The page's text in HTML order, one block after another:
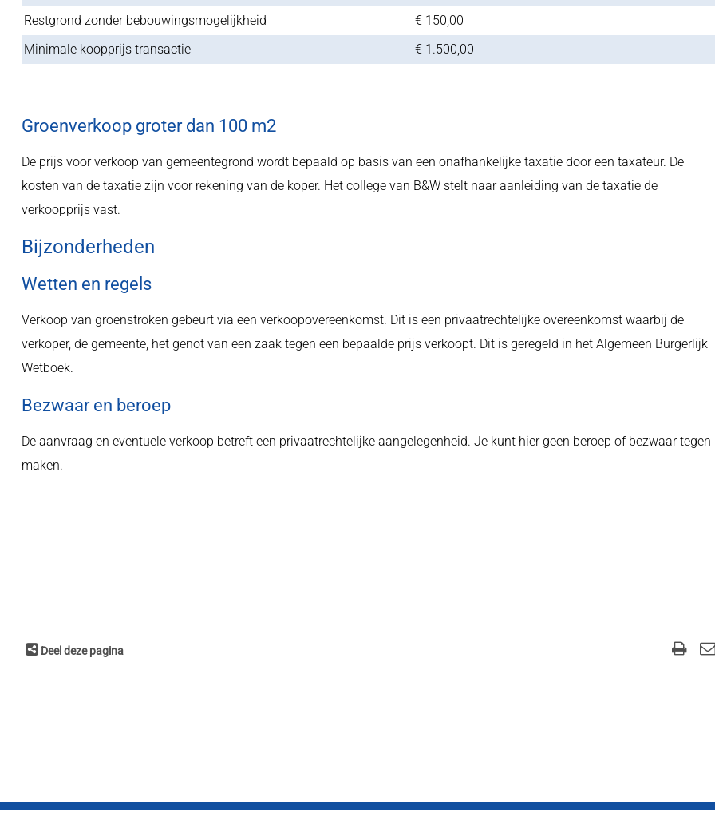
Restgrond zonder bebouwingsmogelijkheid
€ 150,00
Minimale koopprijs transactie
€ 1.500,00
Groenverkoop groter dan 100 m2
De prijs voor verkoop van gemeentegrond wordt bepaald op basis van een onafhankelijke taxatie door een taxateur. De
kosten van de taxatie zijn voor rekening van de koper. Het college van B&W stelt naar aanleiding van de taxatie de
verkoopprijs vast.
Bijzonderheden
Wetten en regels
Verkoop van groenstroken gebeurt via een verkoopovereenkomst. Dit is een privaatrechtelijke overeenkomst waarbij de
verkoper, de gemeente, het genot van een zaak tegen een bepaalde prijs verkoopt. Dit is geregeld in het Algemeen Burgerlijk
Wetboek.
Bezwaar en beroep
De aanvraag en eventuele verkoop betreft een privaatrechtelijke aangelegenheid. Je kunt hier geen beroep of bezwaar tegen
maken.
Deel deze pagina